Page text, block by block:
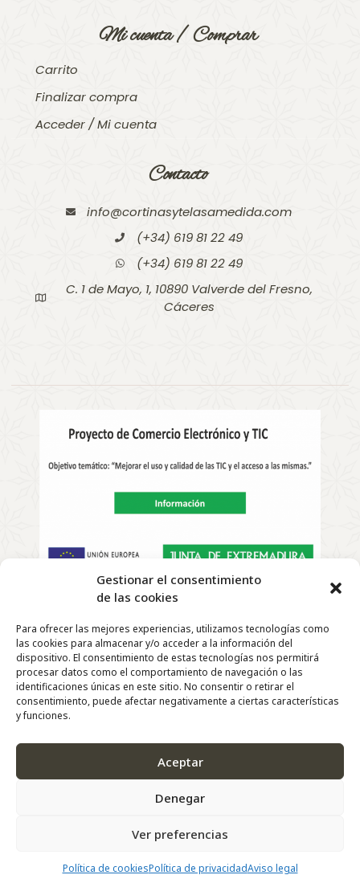
Gestionar el consentimiento
de las cookies
Para ofrecer las mejores experiencias, utilizamos tecnologías como
las cookies para almacenar y/o acceder a la información del
dispositivo. El consentimiento de estas tecnologías nos permitirá
procesar datos como el comportamiento de navegación o las
identificaciones únicas en este sitio. No consentir o retirar el
consentimiento, puede afectar negativamente a ciertas características
y funciones.
Aceptar
Denegar
Ver preferencias
Política de cookiesPolítica de privacidadAviso legal
Mi cuenta / Comprar
Carrito
Finalizar compra
Acceder / Mi cuenta
Contacto
info@cortinasytelasamedida.com
(+34) 619 81 22 49
(+34) 619 81 22 49
C. 1 de Mayo, 1, 10890 Valverde del Fresno,
Cáceres
reservados |
Diseño y Desarrollo Web deAgencia Marketing
DigitalGrowth®